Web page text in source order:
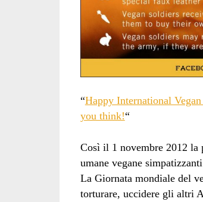
“Happy International
you think!“
Così il 1 novembre 2012 la
umane vegane
La Giornata mondiale del
torturare, uccidere gli altri